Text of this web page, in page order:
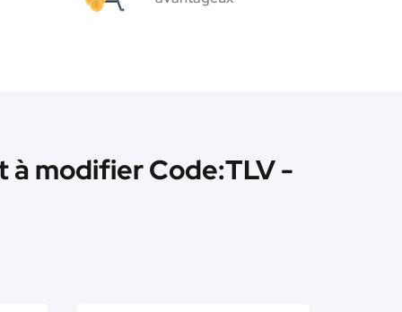
à modifier Code:TLV -